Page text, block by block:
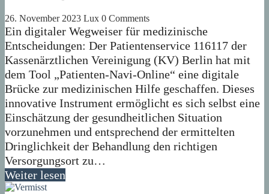
26. November 2023 Lux 0 Comments
Ein digitaler Wegweiser für medizinische
Entscheidungen: Der Patientenservice 116117 der
Kassenärztlichen Vereinigung (KV) Berlin hat mit
dem Tool „Patienten-Navi-Online“ eine digitale
Brücke zur medizinischen Hilfe geschaffen. Dieses
innovative Instrument ermöglicht es sich selbst eine
Einschätzung der gesundheitlichen Situation
vorzunehmen und entsprechend der ermittelten
Dringlichkeit der Behandlung den richtigen
Versorgungsort zu…
Weiter lesen